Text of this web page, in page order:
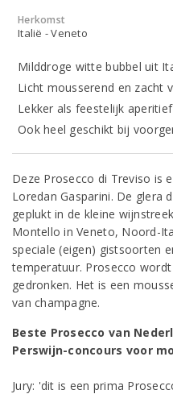
Herkomst
Italië - Veneto
Milddroge witte bubbel uit
Licht mousserend en zacht
Lekker als feestelijk aperitief
Ook heel geschikt bij
Deze Prosecco di Treviso is
Loredan Gasparini. De glera
geplukt in de kleine
Montello in Veneto, Noord-
speciale (eigen) gistsoorten
temperatuur. Prosecco
gedronken. Het is een
van champagne.
Beste Prosecco van
Perswijn-concours voor
Jury: 'dit is een prima